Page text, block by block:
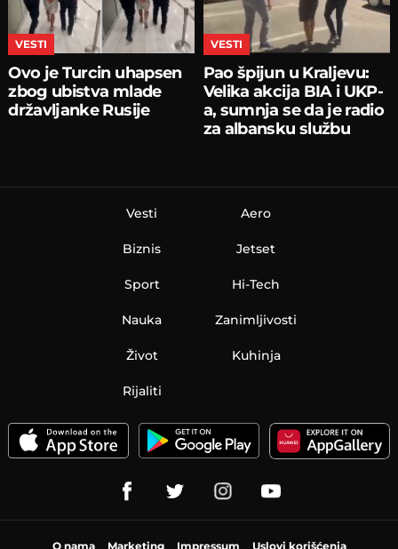
VESTI
Ovo je Turcin uhapsen
zbog ubistva mlade
državljanke Rusije
VESTI
Pao špijun u Kraljevu:
Velika akcija BIA i UKP-
a, sumnja se da je radio
za albansku službu
Vesti
Biznis
Sport
Nauka
Aero
Jetset
Hi-Tech
Zanimljivosti
Život Kuhinja
Rijaliti
O nama Marketing Impressum Uslovi korišćenja